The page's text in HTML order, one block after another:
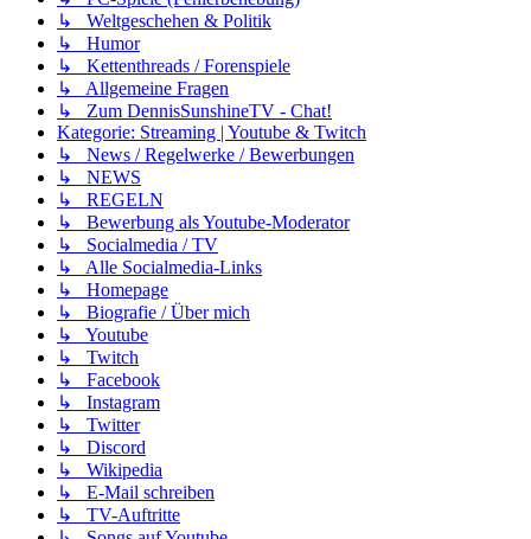
↳ Weltgeschehen & Politik
↳ Humor
↳ Kettenthreads / Forenspiele
↳ Allgemeine Fragen
↳ Zum DennisSunshineTV - Chat!
Kategorie: Streaming | Youtube & Twitch
↳ News / Regelwerke / Bewerbungen
↳ NEWS
↳ REGELN
↳ Bewerbung als Youtube-Moderator
↳ Socialmedia / TV
↳ Alle Socialmedia-Links
↳ Homepage
↳ Biografie / Über mich
↳ Youtube
↳ Twitch
↳ Facebook
↳ Instagram
↳ Twitter
↳ Discord
↳ Wikipedia
↳ E-Mail schreiben
↳ TV-Auftritte